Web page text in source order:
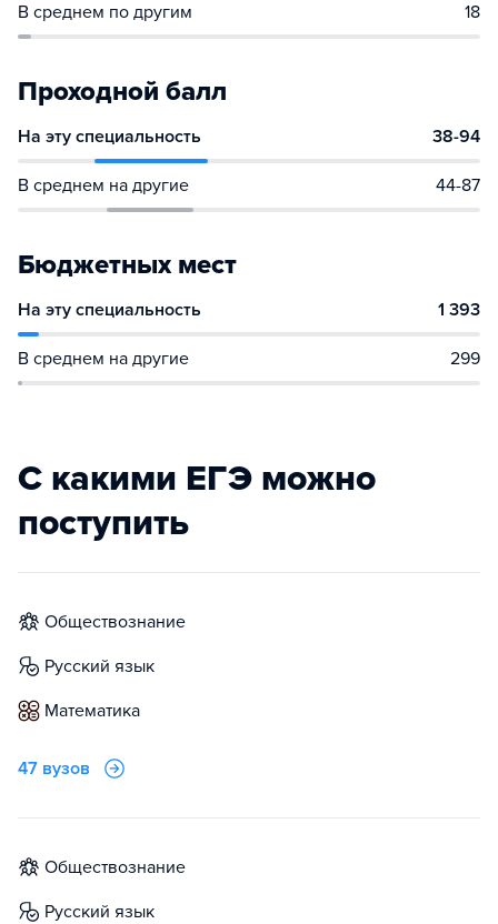
В среднем по другим 18
Проходной балл
На эту специальность 38-94
В среднем на другие 44-87
Бюджетных мест
На эту специальность 1 393
В среднем на другие 299
С какими ЕГЭ можно
поступить
обществознание
русский язык
математика
47 вузов
обществознание
русский язык